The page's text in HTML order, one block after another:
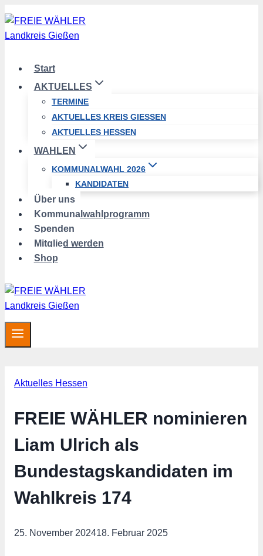
Zum
Inhalt
springen
Start
AKTUELLES
TERMINE
AKTUELLES KREIS GIESSEN
AKTUELLES HESSEN
WAHLEN
KOMMUNALWAHL 2026
KANDIDATEN
Über uns
Kommunalwahlprogramm
Spenden
Mitglied werden
Shop
Aktuelles Hessen
FREIE WÄHLER nominieren
Liam Ulrich als
Bundestagskandidaten im
Wahlkreis 174
25. November 202418. Februar 2025